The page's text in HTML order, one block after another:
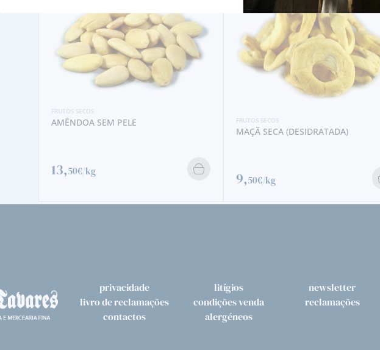
FRUTOS SECOS
9, 50€/kg
FRUTOS SECOS
AVELÃ (MIOLO)
25,95€/kg
privacidade litígios newsletter
livro de reclamações
condições venda reclamações
contactos
alergéneos